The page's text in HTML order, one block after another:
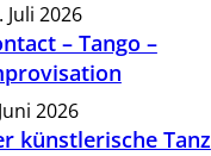
Juli 2026
– Tango –
2026
künstlerische Tanz